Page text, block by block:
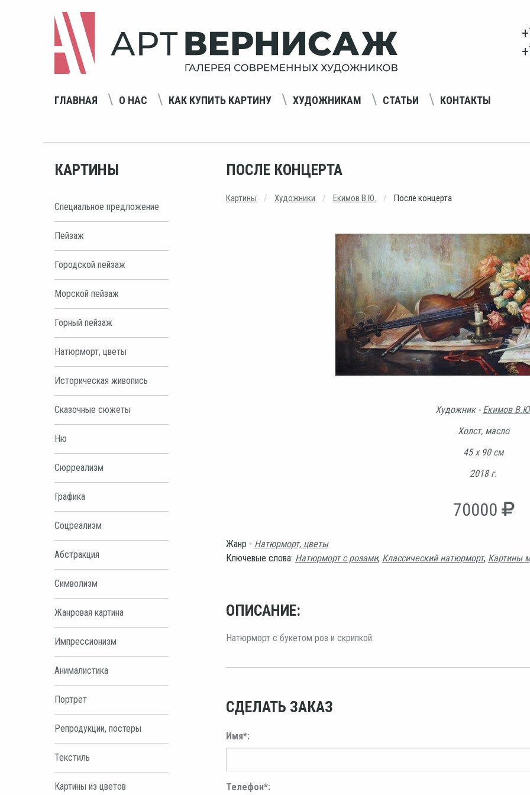
ГЛАВНАЯ О НАС КАК КУПИТЬ КАРТИНУ ХУДОЖНИКАМ СТАТЬИ КОНТАКТЫ
КАРТИНЫ
Специальное предложение
Пейзаж
Городской пейзаж
Морской пейзаж
Горный пейзаж
Натюрморт, цветы
Историческая живопись
Сказочные сюжеты
Ню
Сюрреализм
Графика
Соцреализм
Абстракция
Символизм
Жанровая картина
Импрессионизм
Анималистика
Портрет
Репродукции, постеры
Текстиль
Картины из цветов
ПОСЛЕ КОНЦЕРТА
Картины Художники Екимов В.Ю. После концерта
Художник - Екимов
Холст, масло
45 х 90 см
2018 г.
70000
Жанр - Натюрморт, цветы
Ключевые слова: Натюрморт с розами, Классический натюрморт, Картины
ОПИСАНИЕ:
Натюрморт с букетом роз и скрипкой.
СДЕЛАТЬ ЗАКАЗ
Имя*:
Телефон*: